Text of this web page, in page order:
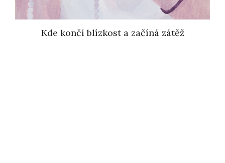
Kde končí blízkost a začíná zátěž